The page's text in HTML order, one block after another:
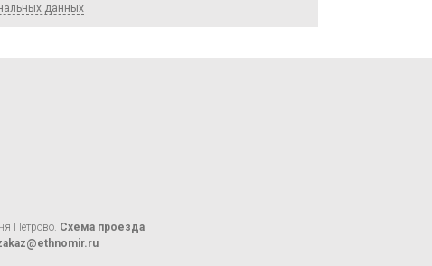
данных
Петрово. Схема проезда